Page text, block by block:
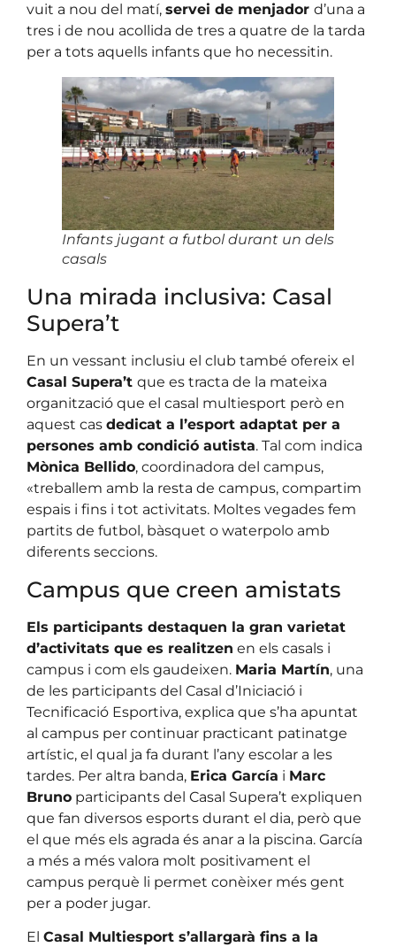
vuit a nou del matí, servei de menjador d’una a
tres i de nou acollida de tres a quatre de la tarda
per a tots aquells infants que ho necessitin.
Infants jugant a futbol durant un dels
casals
Una mirada inclusiva: Casal
Supera’t
En un vessant inclusiu el club també ofereix el
Casal Supera’t que es tracta de la mateixa
organització que el casal multiesport però en
aquest cas dedicat a l’esport adaptat per a
persones amb condició autista. Tal com indica
Mònica Bellido, coordinadora del campus,
«treballem amb la resta de campus, compartim
espais i fins i tot activitats. Moltes vegades fem
partits de futbol, bàsquet o waterpolo amb
diferents seccions.
Campus que creen amistats
Els participants destaquen la gran varietat
d’activitats que es realitzen en els casals i
campus i com els gaudeixen. Maria Martín, una
de les participants del Casal d’Iniciació i
Tecnificació Esportiva, explica que s’ha apuntat
al campus per continuar practicant patinatge
artístic, el qual ja fa durant l’any escolar a les
tardes. Per altra banda, Erica García i Marc
Bruno participants del Casal Supera’t expliquen
que fan diversos esports durant el dia, però que
el que més els agrada és anar a la piscina. García
a més a més valora molt positivament el
campus perquè li permet conèixer més gent
per a poder jugar.
El Casal Multiesport s’allargarà fins a la